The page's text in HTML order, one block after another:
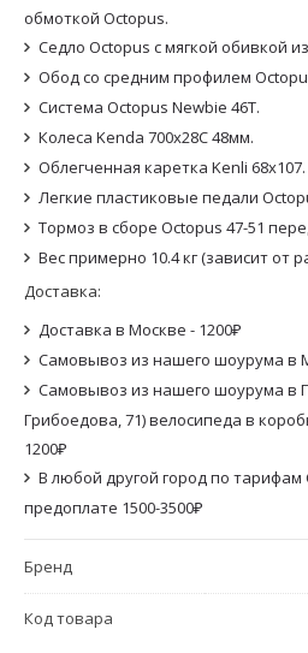
обмоткой Octopus.
Седло Octopus с мягкой обивкой
Обод со средним профилем
Система Octopus Newbie 46T.
Колеса Kenda 700x28C 48мм.
Облегченная каретка Kenli 68x107.
Легкие пластиковые педали
Тормоз в сборе Octopus 47-51
Вес примерно 10.4 кг (зависит от
Доставка:
Доставка в Москве - 1200₽
Самовывоз из нашего шоурума в
Самовывоз из нашего шоурума в
Грибоедова, 71) велосипеда в
1200₽
В любой другой город по
предоплате 1500-3500₽
Бренд
Код товара